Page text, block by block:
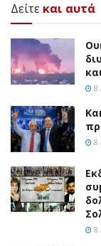
Δείτε και αυτά
8
8
8